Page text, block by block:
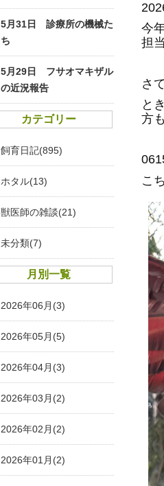
今
担
さ
と
方
こ
5月31日 診療所の機械た
ち
5月29日 フサオマキザル
の近況報告
カテゴリー
飼育日記(895)
ホタル(13)
獣医師の雑談(21)
未分類(7)
月別一覧
2026年06月(3)
2026年05月(5)
2026年04月(3)
2026年03月(2)
2026年02月(2)
2026年01月(2)